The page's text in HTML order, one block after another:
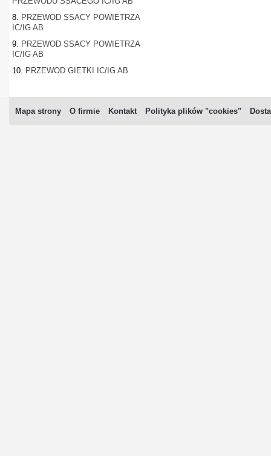
8. PRZEWOD SSACY POWIETRZA
IC/IG AB
9. PRZEWOD SSACY POWIETRZA
IC/IG AB
10. PRZEWOD GIETKI IC/IG AB
Mapa strony O firmie Kontakt Polityka plików "cookies"